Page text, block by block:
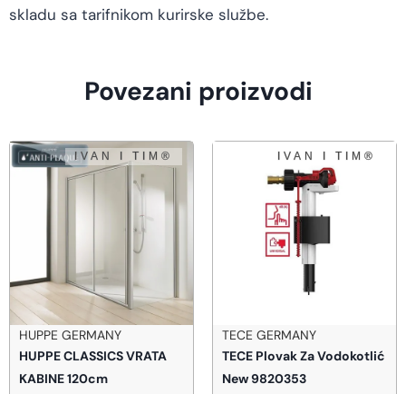
skladu sa tarifnikom kurirske službe.
Povezani proizvodi
HUPPE GERMANY
HUPPE CLASSICS VRATA
KABINE 120cm
TECE GERMANY
TECE Plovak Za Vodokotlić
New 9820353